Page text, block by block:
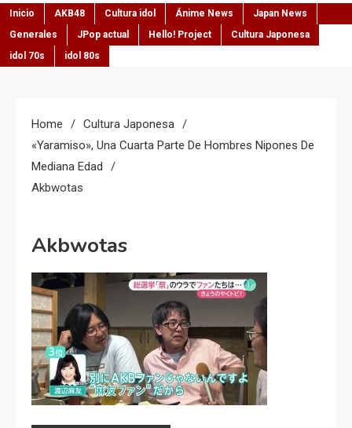
Inicio AKB48 Cultura idol Ánime News
Japan News
Generales
JPop actual Hello! Project
Cultura Japonesa
idol 70s
idol 80s
Home
Cultura Japonesa
«Yaramiso», Una Cuarta Parte De Hombres Nipones De
Mediana Edad
Akbwotas
Akbwotas